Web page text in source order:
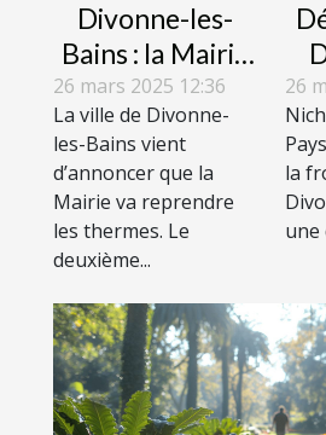
Divonne-les-
Bains : la Mairie
va reprendre les
thermes
26 mars 2025 12:36
La ville de Divonne-
les-Bains vient
d’annoncer que la
Mairie va reprendre
les thermes. Le
deuxième...
26
la
une